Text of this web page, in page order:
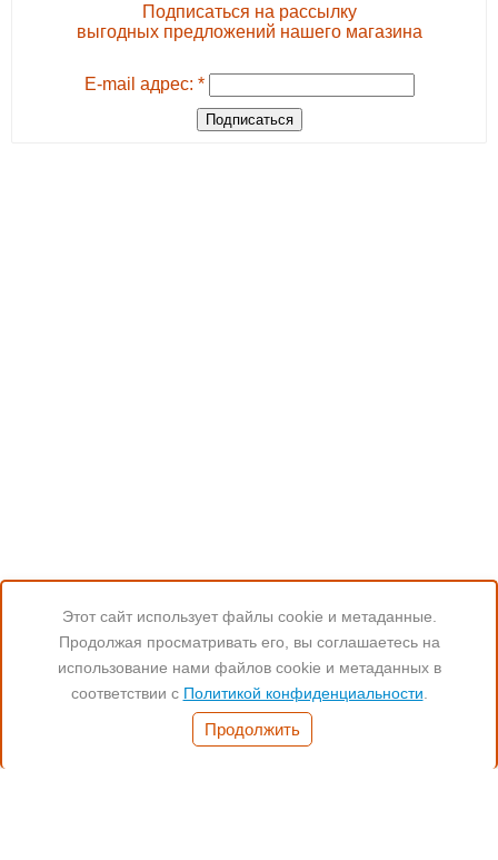
Подписаться на рассылку
выгодных предложений нашего магазина
E-mail адрес: *
Читайте нас:
Понед.- Пятн. 11:00-19:00
Этот сайт использует файлы cookie и метаданные.
Продолжая просматривать его, вы соглашаетесь на
использование нами файлов cookie и метаданных в
соответствии с Политикой конфиденциальности
Продолжить